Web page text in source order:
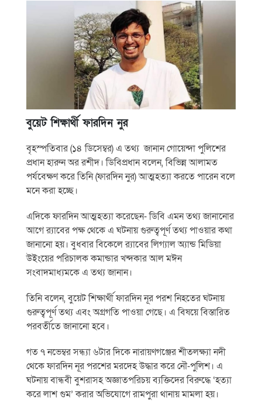
বুয়েট শিক্ষার্থী ফারদিন নুর
বৃহস্পতিবার (১৪ ডিসেম্বর) এ তথ্য জানান গোয়েন্দা পুলিশের
প্রধান হারুন অর রশীদ। ডিবিপ্রধান বলেন, বিভিন্ন আলামত
পর্যবেক্ষণ করে তিনি (ফারদিন নুর) আত্মহত্যা করতে পারেন বলে
মনে করা হচ্ছে।
এদিকে ফারদিন আত্মহত্যা করেছেন- ডিবি এমন তথ্য জানানোর
আগে র‌্যাবের পক্ষ থেকে এ ঘটনায় গুরুত্বপূর্ণ তথ্য পাওয়ার কথা
জানানো হয়। বুধবার বিকেলে র‍্যাবের লিগ্যাল অ্যান্ড মিডিয়া
উইংয়ের পরিচালক কমান্ডার খন্দকার আল মঈন
সংবাদমাধ্যমকে এ তথ্য জানান।
তিনি বলেন, বুয়েট শিক্ষার্থী ফারদিন নূর পরশ নিহতের ঘটনায়
গুরুত্বপূর্ণ তথ্য এবং অগ্রগতি পাওয়া গেছে। এ বিষয়ে বিস্তারিত
পরবর্তীতে জানানো হবে।
গত ৭ নভেম্বর সন্ধ্যা ৬টার দিকে নারায়ণগঞ্জের শীতলক্ষ্যা নদী
থেকে ফারদিন নূর পরশের মরদেহ উদ্ধার করে নৌ-পুলিশ। এ
ঘটনায় বান্ধবী বুশরাসহ অজ্ঞাতপরিচয় ব্যক্তিদের বিরুদ্ধে ‘হত্যা
করে লাশ গুম’ করার অভিযোগে রামপুরা থানায় মামলা হয়।